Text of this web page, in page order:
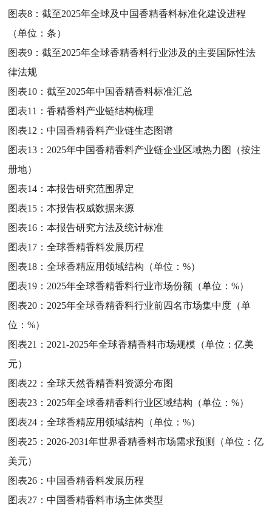
图表8：截至2025年全球及中国香精香料标准化建设进程
（单位：条）
图表9：截至2025年全球香精香料行业涉及的主要国际性法
律法规
图表10：截至2025年中国香精香料标准汇总
图表11：香精香料产业链结构梳理
图表12：中国香精香料产业链生态图谱
图表13： 2025年中国香精香料产业链企业区域热力图（按注
册地）
图表14：本报告研究范围界定
图表15：本报告权威数据来源
图表16：本报告研究方法及统计标准
图表17：全球香精香料发展历程
图表18：全球香精应用领域结构（单位：%）
图表19： 2025年全球香精香料行业市场份额（单位：%）
图表20： 2025年全球香精香料行业前四名市场集中度（单
位：%）
图表21： 2021-2025年全球香精香料市场规模（单位：亿美
元）
图表22：全球天然香精香料资源分布图
图表23： 2025年全球香精香料行业区域结构（单位：%）
图表24：全球香精应用领域结构（单位：%）
图表25： 2026-2031年世界香精香料市场需求预测（单位：亿
美元）
图表26：中国香精香料发展历程
图表27：中国香精香料市场主体类型